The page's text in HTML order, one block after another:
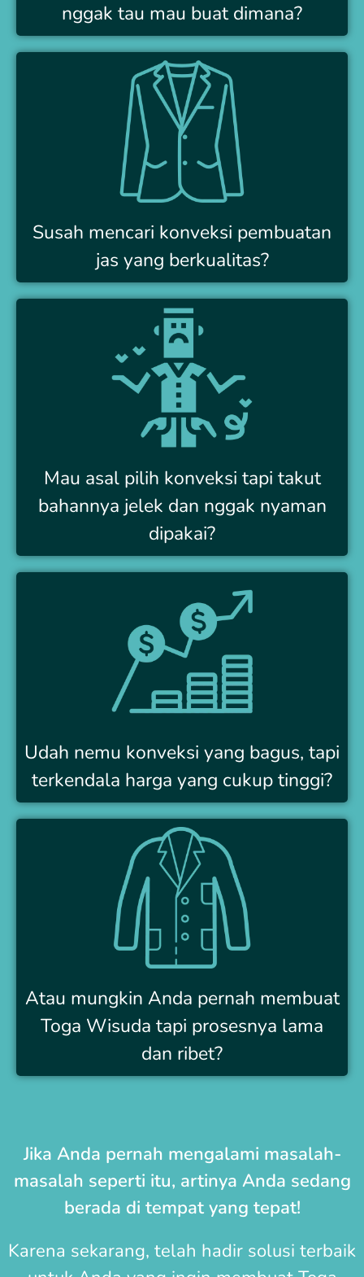
nggak tau mau buat dimana?
Susah mencari konveksi pembuatan
jas yang berkualitas?
Mau asal pilih konveksi tapi takut
bahannya jelek dan nggak nyaman
dipakai?
Udah nemu konveksi yang bagus, tapi
terkendala harga yang cukup tinggi?
Atau mungkin Anda pernah membuat
Toga Wisuda tapi prosesnya lama
dan ribet?
Jika Anda pernah mengalami masalah-
masalah seperti itu, artinya Anda sedang
berada di tempat yang tepat!
Karena sekarang, telah hadir solusi terbaik